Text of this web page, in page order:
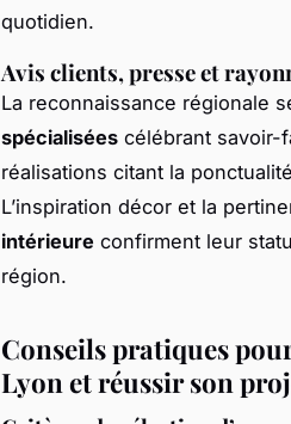
quotidien.
Avis clients, presse et
La reconnaissance régionale
spécialisées célébrant savoir-
réalisations citant la
L’inspiration décor et la
intérieure confirment leur
région.
Conseils pratiques
Lyon et réussir son